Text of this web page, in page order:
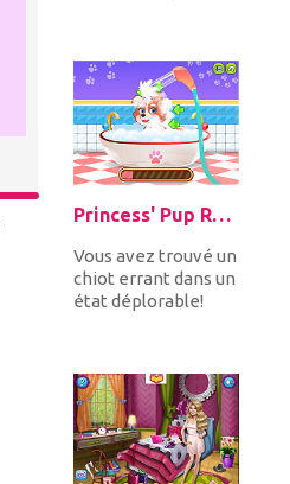
chaussures...
Princess' Pup Rescue
Vous avez trouvé un
chiot errant dans un
état déplorable!